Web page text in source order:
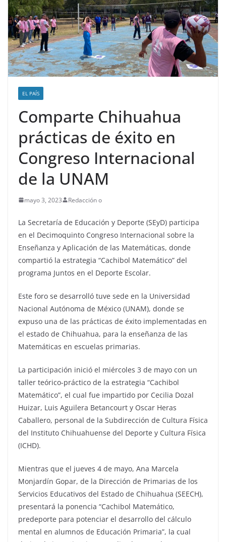
EL PAÍS
Comparte Chihuahua
prácticas de éxito en
Congreso Internacional
de la UNAM
mayo 3, 2023 Redacción o
La Secretaría de Educación y Deporte (SEyD) participa
en el Decimoquinto Congreso Internacional sobre la
Enseñanza y Aplicación de las Matemáticas, donde
compartió la estrategia “Cachibol Matemático” del
programa Juntos en el Deporte Escolar.
Este foro se desarrolló tuve sede en la Universidad
Nacional Autónoma de México (UNAM), donde se
expuso una de las prácticas de éxito implementadas en
el estado de Chihuahua, para la enseñanza de las
Matemáticas en escuelas primarias.
La participación inició el miércoles 3 de mayo con un
taller teórico-práctico de la estrategia “Cachibol
Matemático”, el cual fue impartido por Cecilia Dozal
Huizar, Luis Aguilera Betancourt y Oscar Heras
Caballero, personal de la Subdirección de Cultura Física
del Instituto Chihuahuense del Deporte y Cultura Física
(ICHD).
Mientras que el jueves 4 de mayo, Ana Marcela
Monjardín Gopar, de la Dirección de Primarias de los
Servicios Educativos del Estado de Chihuahua (SEECH),
presentará la ponencia “Cachibol Matemático,
predeporte para potenciar el desarrollo del cálculo
mental en alumnos de Educación Primaria”, la cual